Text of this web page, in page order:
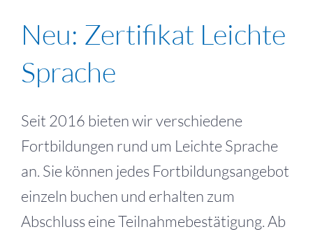
Neu: Zertifikat Leichte
Sprache
Seit 2016 bieten wir verschiedene
Fortbildungen rund um Leichte Sprache
an. Sie können jedes Fortbildungsangebot
einzeln buchen und erhalten zum
Abschluss eine Teilnahmebestätigung. Ab